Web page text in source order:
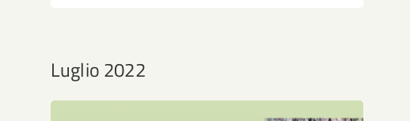
Luglio 2022